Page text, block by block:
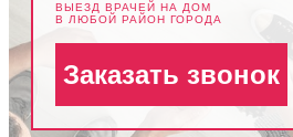
ВЫЕЗД ВРАЧЕЙ НА ДОМ
В ЛЮБОЙ РАЙОН ГОРОДА
Заказать звонок